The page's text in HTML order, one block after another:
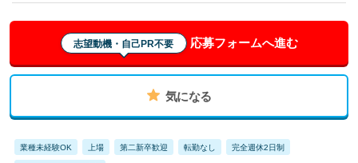
志望動機・自己PR不要 応募フォームへ進む
気になる
業種未経験OK 上場 第二新卒歓迎 転勤なし 完全週休2日制